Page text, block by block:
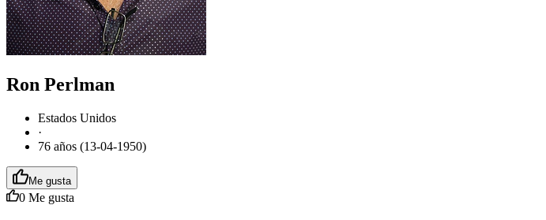
Ron Perlman
Estados Unidos
·
76 años (13-04-1950)
Me gusta
0 Me gusta